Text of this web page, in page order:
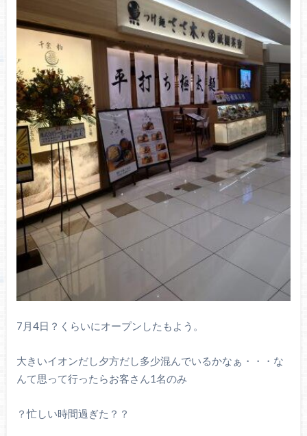
7月4日？くらいにオープンしたもよう。
大きいイオンだし夕方だし多少混んでいるかなぁ・・・な
んて思って行ったらお客さん1名のみ
？忙しい時間過ぎた？？